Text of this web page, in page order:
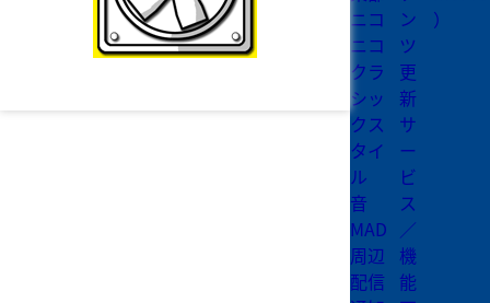
ニコ
ニコ
クラ
シッ
クス
タイ
ル
音
MAD
周辺
配信
ン
ツ
更
新
サ
ー
ビ
ス
／
機
能
）